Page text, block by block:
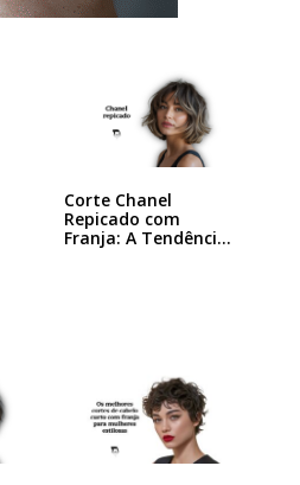
Corte Chanel
Repicado com
Franja: A Tendência